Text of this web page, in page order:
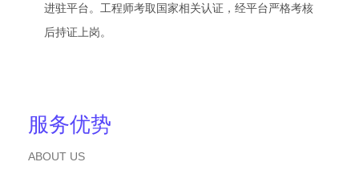
进驻平台。工程师考取国家相关认证，经平台严格考核
后持证上岗。
服务优势
ABOUT US